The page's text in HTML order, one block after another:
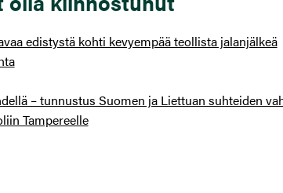
edistystä kohti kevyempää teollista jalanjälkeä
– tunnustus Suomen ja Liettuan suhteiden
Tampereelle